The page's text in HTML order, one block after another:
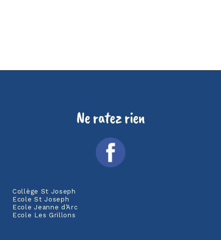
Ne ratez rien
Collège St Joseph
Ecole St Joseph
Ecole Jeanne d’Arc
Ecole Les Grillons